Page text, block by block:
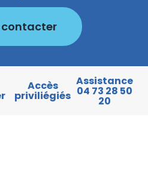
contacter
Accès
priviliégiés
Assistance
04 73 28 50
20